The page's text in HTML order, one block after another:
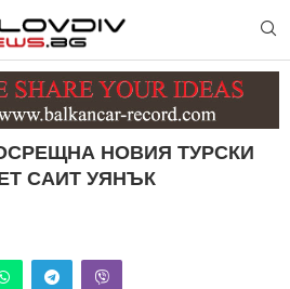
НОВИЯ ТУРСКИ
САИТ УЯНЪК